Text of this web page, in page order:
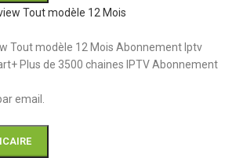
Tout modèle 12 Mois Abonnement Iptv
Plus de 3500 chaines IPTV Abonnement
email.